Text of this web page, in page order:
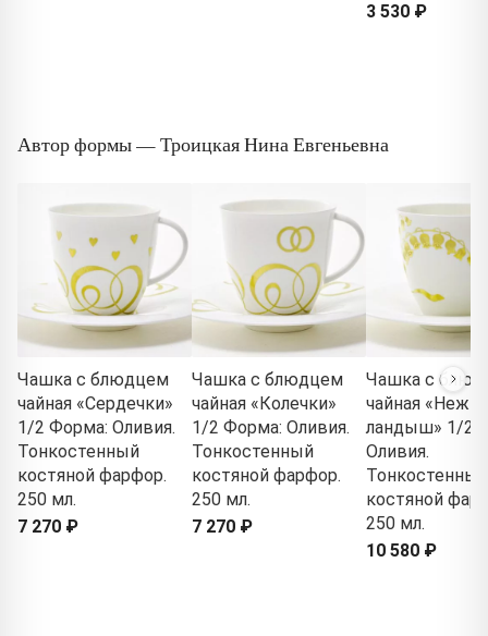
3 530 ₽
Автор формы — Троицкая Нина Евгеньевна
Чашка с блюдцем
чайная «Сердечки»
1/2 Форма: Оливия.
Тонкостенный
костяной фарфор.
250 мл.
7 270 ₽
Чашка с блюдцем
чайная «Колечки»
1/2 Форма: Оливия.
Тонкостенный
костяной фарфор.
250 мл.
7 270 ₽
Чашка с
чайная
ландыш» 1/2
Оливия.
Тонкостенный
костяной
250 мл.
10 580 ₽